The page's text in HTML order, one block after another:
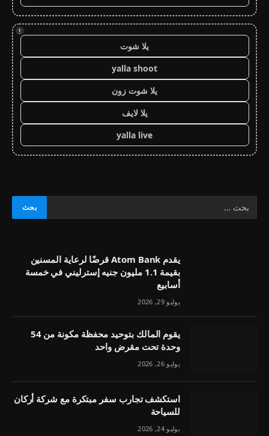
!
يلا شوت
yalla shoot
يلا شوت زون
يلا لايف
yalla live
يقدم Atom Bank قرضًا لرعاية المسنين
بقيمة 1.1 مليون جنيه إسترليني في خمسة
أسابيع
يوليو 29, 2026
يقوم المالك بتوحيد محفظة مكونة من 54
وحدة تحت مقرض واحد
يوليو 26, 2026
استكشف تجارب سفر مبتكرة مع شركة أركان
للسياحة
يوليو 24, 2026